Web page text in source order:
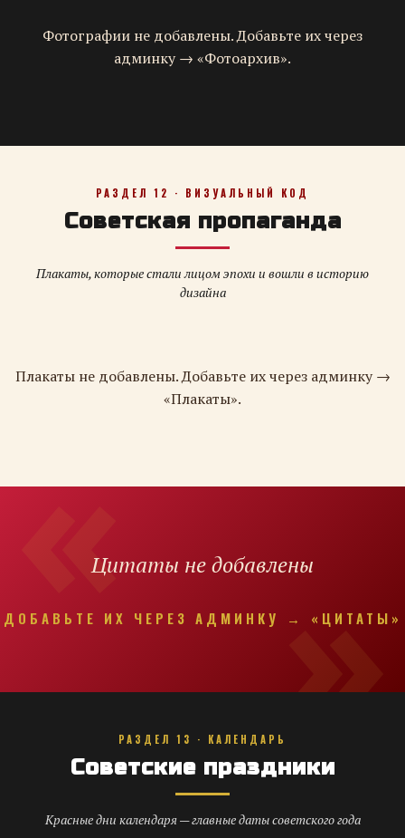
Фотографии не добавлены. Добавьте их через
админку → «Фотоархив».
РАЗДЕЛ 12 · ВИЗУАЛЬНЫЙ КОД
Советская пропаганда
Плакаты, которые стали лицом эпохи и вошли в историю
дизайна
Плакаты не добавлены. Добавьте их через админку →
«Плакаты».
Цитаты не добавлены
ДОБАВЬТЕ ИХ ЧЕРЕЗ АДМИНКУ → «ЦИТАТЫ»
РАЗДЕЛ 13 · КАЛЕНДАРЬ
Советские праздники
Красные дни календаря — главные даты советского года